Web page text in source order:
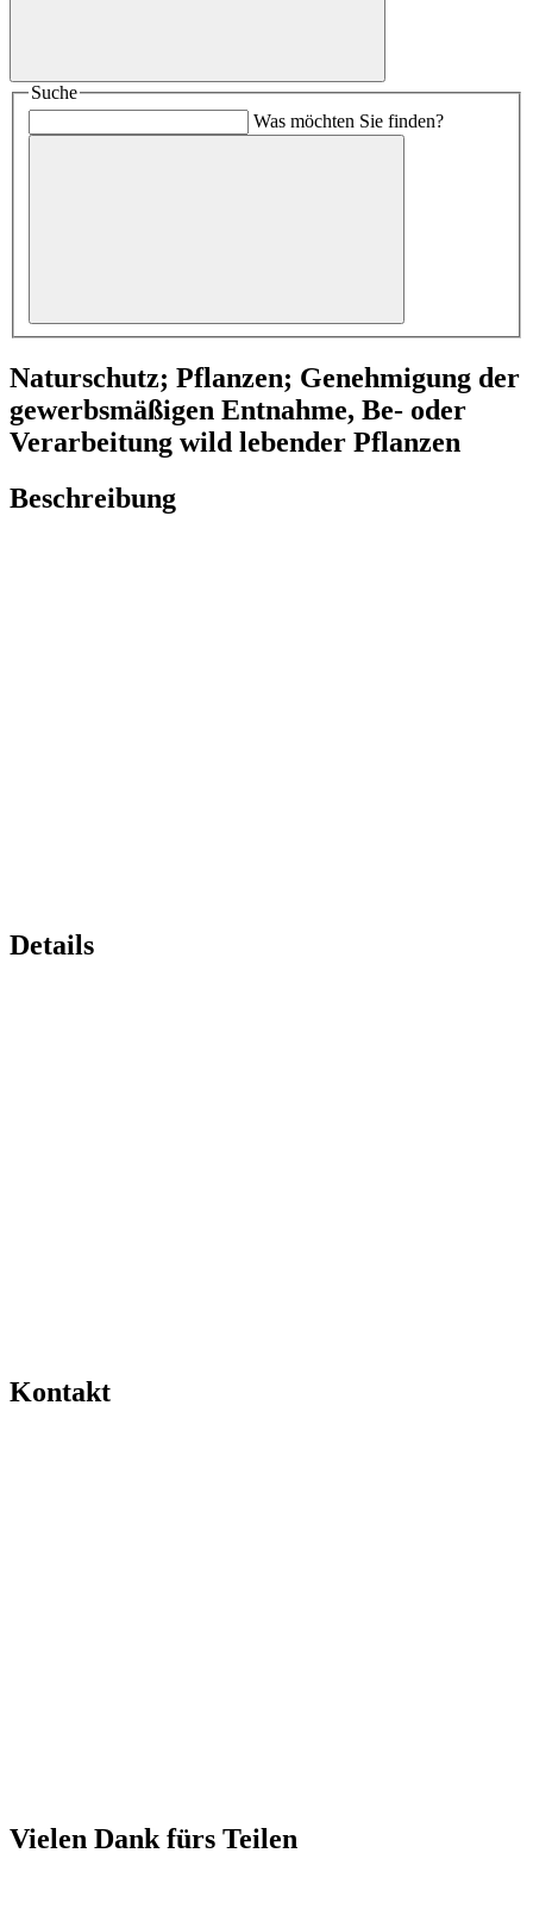
Suche
Was möchten Sie finden?
Naturschutz; Pflanzen; Genehmigung der
gewerbsmäßigen Entnahme, Be- oder
Verarbeitung wild lebender Pflanzen
Beschreibung
Details
Kontakt
Vielen Dank fürs Teilen